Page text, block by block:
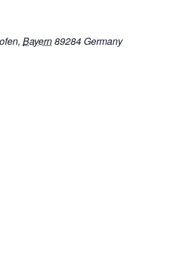
, Bayern89284 Germany